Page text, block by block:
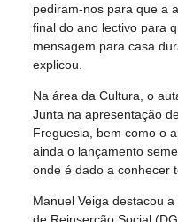
pediram-nos para que a
final do ano lectivo para
mensagem para casa
explicou.
Na área da Cultura, o
Junta na apresentação
Freguesia, bem como o
ainda o lançamento
onde é dado a conhecer
Manuel Veiga destacou
de Reinserção Social